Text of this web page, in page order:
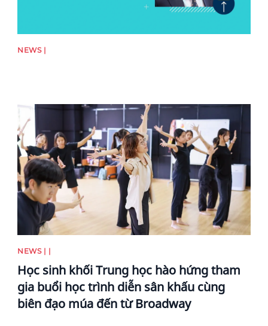
NEWS |
News image
NEWS | |
Học sinh khối Trung học hào hứng tham
gia buổi học trình diễn sân khấu cùng
biên đạo múa đến từ Broadway